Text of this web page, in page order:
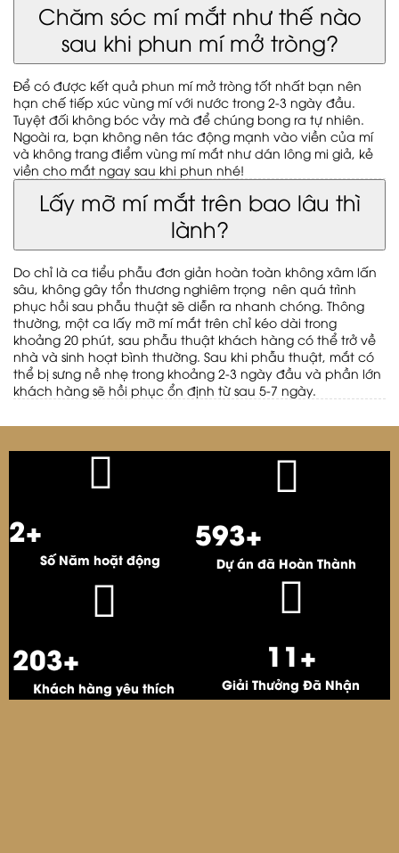
Chăm sóc mí mắt như thế nào
sau khi phun mí mở tròng?
Để có được kết quả phun mí mở tròng tốt nhất bạn nên
hạn chế tiếp xúc vùng mí với nước trong 2-3 ngày đầu.
Tuyệt đối không bóc vảy mà để chúng bong ra tự nhiên.
Ngoài ra, bạn không nên tác động mạnh vào viền của mí
và không trang điểm vùng mí mắt như dán lông mi giả, kẻ
viền cho mắt ngay sau khi phun nhé!
Lấy mỡ mí mắt trên bao lâu thì
lành?
Do chỉ là ca tiểu phẫu đơn giản hoàn toàn không xâm lấn
sâu, không gây tổn thương nghiêm trọng nên quá trình
phục hồi sau phẫu thuật sẽ diễn ra nhanh chóng. Thông
thường, một ca lấy mỡ mí mắt trên chỉ kéo dài trong
khoảng 20 phút, sau phẫu thuật khách hàng có thể trở về
nhà và sinh hoạt bình thường. Sau khi phẫu thuật, mắt có
thể bị sưng nề nhẹ trong khoảng 2-3 ngày đầu và phần lớn
khách hàng sẽ hồi phục ổn định từ sau 5-7 ngày.
3+
Số Năm hoặt động
716+
Dự án đã Hoàn Thành
246+
Khách hàng yêu thích
13+
Giải Thưởng Đã Nhận